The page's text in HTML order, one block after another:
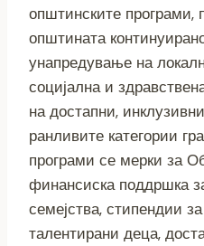
општинските програми,
општината
унапредување на
социјална и
на достапни,
ранливите категории
програми се мерки за
финансиска поддршка
семејства, стипендии
талентирани деца,